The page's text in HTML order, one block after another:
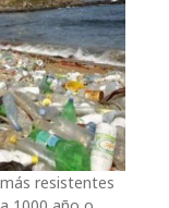
resistentes